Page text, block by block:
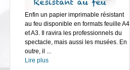
Enfin un papier imprimable résistant
au feu disponible en formats feuille A4
et A3. Il ravira les professionnels du
spectacle, mais aussi les musées. En
outre, il ...
Lire plus